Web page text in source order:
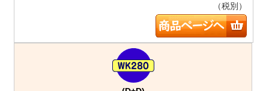
（税別）